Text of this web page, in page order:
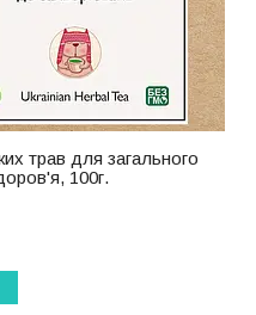
трав для загального
100г.